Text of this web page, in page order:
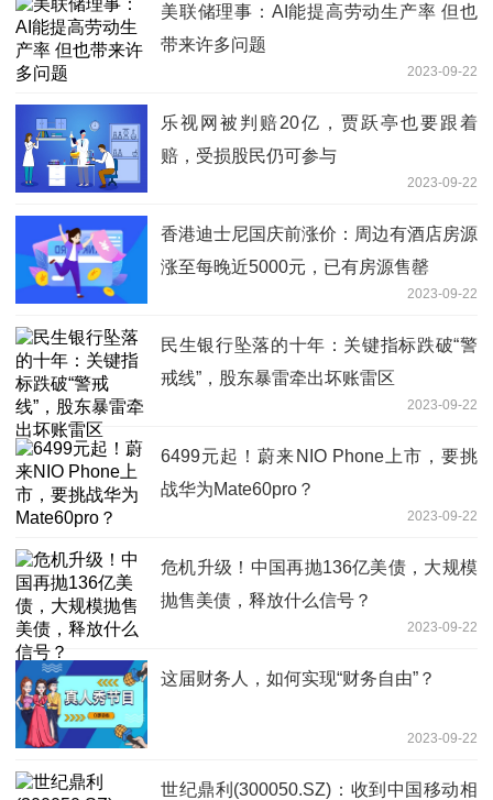
美联储理事：AI能提高劳动生产率 但也
带来许多问题
2023-09-22
乐视网被判赔20亿，贾跃亭也要跟着
赔，受损股民仍可参与
2023-09-22
香港迪士尼国庆前涨价：周边有酒店房源
涨至每晚近5000元，已有房源售罄
2023-09-22
民生银行坠落的十年：关键指标跌破“警
戒线”，股东暴雷牵出坏账雷区
2023-09-22
6499元起！蔚来NIO Phone上市，要挑
战华为Mate60pro？
2023-09-22
危机升级！中国再抛136亿美债，大规模
抛售美债，释放什么信号？
2023-09-22
这届财务人，如何实现“财务自由”？
2023-09-22
世纪鼎利(300050.SZ)：收到中国移动相